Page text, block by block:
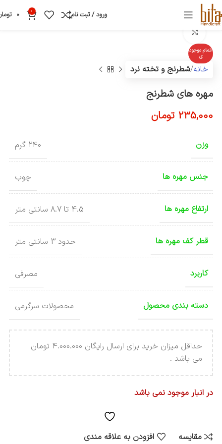
ورود / ثبت نام 0
0
اتمام موجود
ی
خانه شطرنج و تخته نرد
مهره های شطرنج
235,000 تومان
وزن 240 گرم
جنس مهره ها چوب
ارتفاع مهره ها 4.5 تا 8.7 سانتی متر
قطر کف مهره ها حدود 3 سانتی متر
کاربرد مصرفی
دسته بندی محصول محصولات سرگرمی
حداقل میزان خرید برای ارسال رایگان 4.000.000 تومان
می باشد .
در انبار موجود نمی باشد
مقایسه افزودن به علاقه مندی